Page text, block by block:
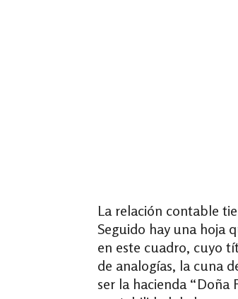
La relación contable
Seguido hay una hoja
en este cuadro, cuyo
de analogías, la cuna
ser la hacienda “Doña